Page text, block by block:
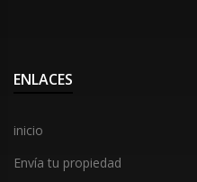
ENLACES
inicio
Envía tu propiedad